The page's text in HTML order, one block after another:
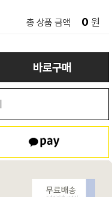
총 상품 금액 0 원
바로구매